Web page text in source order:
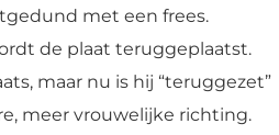
met een frees.
de plaat teruggeplaatst.
maar nu is hij “teruggezet”
meer vrouwelijke richting.